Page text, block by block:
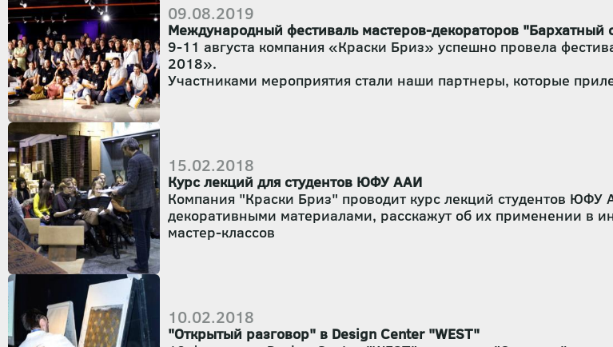
09.08.2019
Международный фестиваль мастеров-декораторов "Бархатный
9-11 августа компания «Краски Бриз» успешно провела
2018».
Участниками мероприятия стали наши партнеры, которые
15.02.2018
Курс лекций для студентов ЮФУ ААИ
Компания "Краски Бриз" проводит курс лекций студентов
декоративными материалами, расскажут об их применении в
мастер-классов
10.02.2018
"Открытый разговор" в Design Center "WEST"